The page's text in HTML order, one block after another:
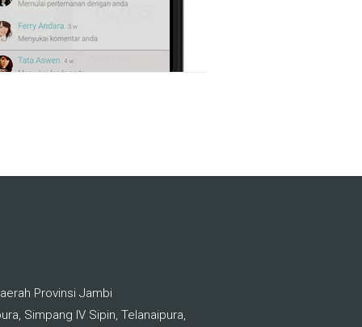
Provinsi Jambi
Simpang IV Sipin, Telanaipura,